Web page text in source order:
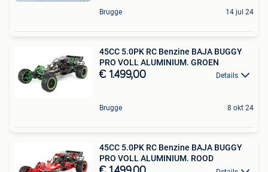
Brugge 14 jul 24
45CC 5.0PK RC Benzine BAJA BUGGY
PRO VOLL ALUMINIUM. GROEN
€ 1.499,00 Details
Brugge 8 okt 24
45CC 5.0PK RC Benzine BAJA BUGGY
PRO VOLL ALUMINIUM. ROOD